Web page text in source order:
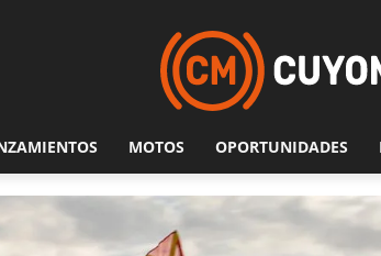
MOTOS OPORTUNIDADES